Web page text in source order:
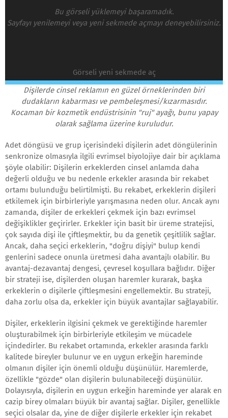
Bu görseli yüklemeyi başaramadık.
Sayfayı yenilemeyi veya yeni sekmede açmayı deneyebilirsiniz.
Görseli yeni sekmede aç
Dişilerde cinsel reklamın en güzel örneklerinden biri
dudakların kabarması ve pembeleşmesi/kızarmasıdır.
Kocaman bir kozmetik endüstrisinin "ruj" ayağı, bunu yapay
olarak sağlama üzerine kuruludur.
Adet döngüsü ve grup içerisindeki dişilerin adet döngülerinin
senkronize olmasıyla ilgili evrimsel biyolojiye dair bir açıklama
şöyle olabilir: Dişilerin erkeklerden cinsel anlamda daha
değerli olduğu ve bu nedenle erkekler arasında bir rekabet
ortamı bulunduğu belirtilmişti. Bu rekabet, erkeklerin dişileri
etkilemek için birbirleriyle yarışmasına neden olur. Ancak aynı
zamanda, dişiler de erkekleri çekmek için bazı evrimsel
değişiklikler geçirirler. Erkekler için basit bir üreme stratejisi,
çok sayıda dişi ile çiftleşmektir, bu da genetik çeşitlilik sağlar.
Ancak, daha seçici erkeklerin, "doğru dişiyi" bulup kendi
genlerini sadece onunla üretmesi daha avantajlı olabilir. Bu
avantaj-dezavantaj dengesi, çevresel koşullara bağlıdır. Diğer
bir strateji ise, dişilerden oluşan haremler kurarak, başka
erkeklerin o dişilerle çiftleşmesini engellemektir. Bu strateji,
daha zorlu olsa da, erkekler için büyük avantajlar sağlayabilir.
Dişiler, erkeklerin ilgisini çekmek ve gerektiğinde haremler
oluşturabilmek için birbirleriyle etkileşim ve mücadele
içindedirler. Bu rekabet ortamında, erkekler arasında farklı
kalitede bireyler bulunur ve en uygun erkeğin hareminde
olmanın dişiler için önemli olduğu düşünülür. Haremlerde,
özellikle "gözde" olan dişilerin bulunabileceği düşünülür.
Dolayısıyla, dişilerin en uygun erkeğin hareminde yer alarak en
cazip birey olmaları büyük bir avantaj sağlar. Dişiler, genellikle
seçici olsalar da, yine de diğer dişilerle erkekler için rekabet